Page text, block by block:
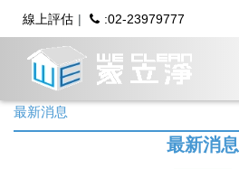
線上評估 :02-23979777
最新消息
最新消息